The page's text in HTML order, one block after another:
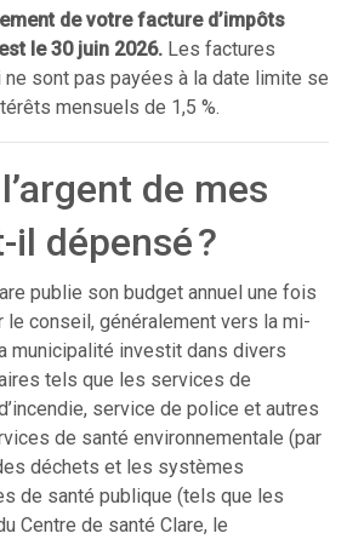
de votre facture d’impôts
le 30 juin 2026. Les factures
sont pas payées à la date limite se
mensuels de 1,5 %.
de mes
dépensé ?
publie son budget annuel une fois
le conseil, généralement vers la mi-
municipalité investit dans divers
tels que les services de
service de police et autres
de santé environnementale (par
déchets et les systèmes
de santé publique (tels que les
Centre de santé Clare, le